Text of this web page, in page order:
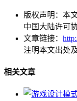
版权声明：本
中国大陆许可
文章链接：
注明本文出处
相关文章